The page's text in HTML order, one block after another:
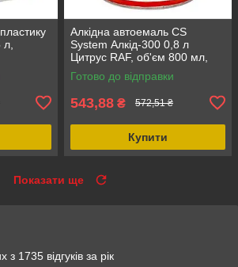
Алкідна автоемаль CS
System Алкід-300 0,8 л
Цитрус RAF, об'єм 800 мл,
форма випуску банка
Готово до відправки
543,88 ₴ 572,51 ₴
Купити
Показати ще
1735 відгуків за рік